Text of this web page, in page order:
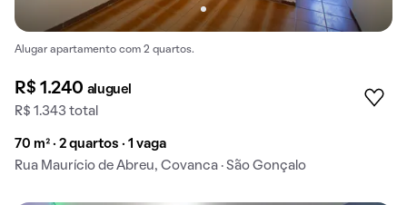
Alugar apartamento com 2 quartos.
R$ 1.240 aluguel
R$ 1.343 total
70 m² · 2 quartos · 1 vaga
Rua Maurício de Abreu, Covanca · São Gonçalo